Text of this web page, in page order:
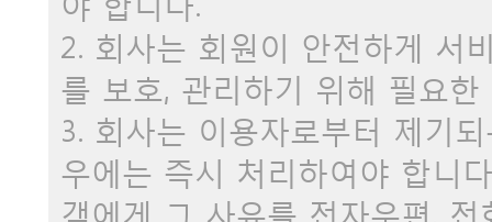
2. 회사는 회원이 안전하게 서
를 보호, 관리하기 위해 필요
3. 회사는 이용자로부터 제기
우에는 즉시 처리하여야 합니
객에게 그 사유를 전자우편,